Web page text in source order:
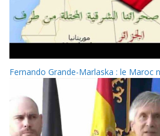
Fernando Grande-Marlaska : le Maroc